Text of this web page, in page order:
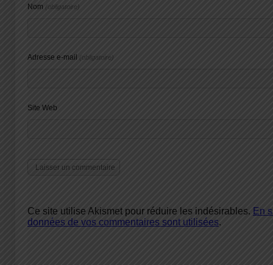
Nom (obligatoire)
Adresse e-mail (obligatoire)
Site Web
Ce site utilise Akismet pour réduire les indésirables. En
données de vos commentaires sont utilisées.